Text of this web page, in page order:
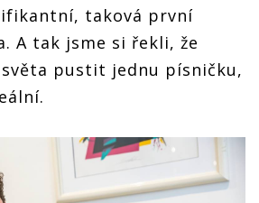
taková první
A tak jsme si řekli, že
pustit jednu písničku,